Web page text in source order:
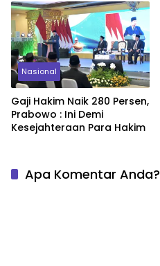
Nasional
Gaji Hakim Naik 280 Persen,
Prabowo : Ini Demi
Kesejahteraan Para Hakim
Apa Komentar Anda?